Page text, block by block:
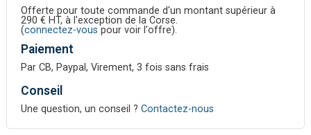
Offerte pour toute commande d'un montant supérieur à
290 € HT, à l'exception de la Corse.
(connectez-vous pour voir l'offre).
Paiement
Par CB, Paypal, Virement, 3 fois sans frais
Conseil
Une question, un conseil ? Contactez-nous